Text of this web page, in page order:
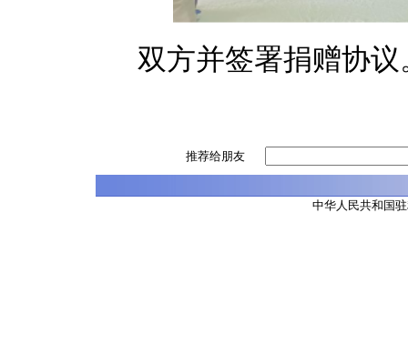
双方并签署捐赠协议
推荐给朋友
中华人民共和国